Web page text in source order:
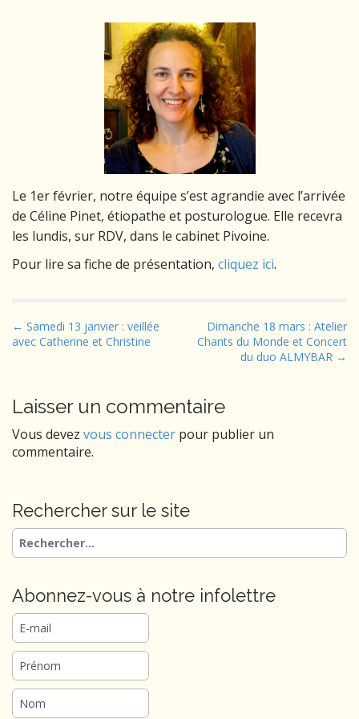
Le 1er février, notre équipe s’est agrandie avec l’arrivée
de Céline Pinet, étiopathe et posturologue. Elle recevra
les lundis, sur RDV, dans le cabinet Pivoine.
Pour lire sa fiche de présentation, cliquez ici.
P
o
n
a
v
a
t
i
n
← Samedi 13 janvier : veillée
avec Catherine et Christine
Dimanche 18 mars : Atelier
Chants du Monde et Concert
du duo ALMYBAR →
Laisser un commentaire
Vous devez vous connecter pour publier un
commentaire.
Rechercher sur le site
Rechercher :
Abonnez-vous à notre infolettre